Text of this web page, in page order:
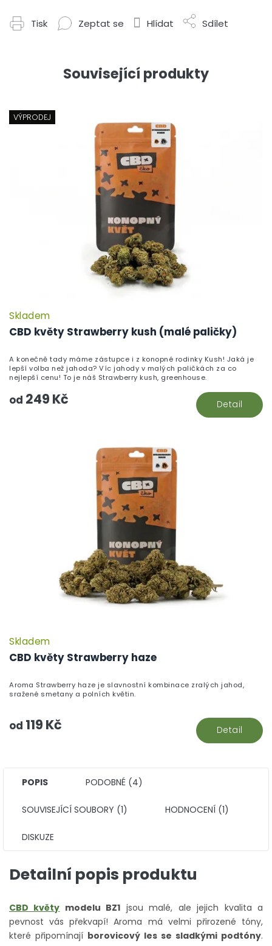
Tisk Zeptat se Hlídat Sdílet
Související produkty
VÝPRODEJ
CBD květy Strawberry kush (malé paličky)
Skladem
od 249 Kč Detail
A konečně tady máme zástupce i z konopné rodinky Kush! Jaká je
lepší volba než jahoda? Víc jahody v malých paličkách za co
nejlepší cenu! To je náš Strawberry kush, greenhouse.
CBD květy Strawberry haze
Skladem
od 119 Kč Detail
Aroma Strawberry haze je slavnostní kombinace zralých jahod,
sražené smetany a polních květin.
POPIS PODOBNÉ (4)
SOUVISEJÍCÍ SOUBORY (1) HODNOCENÍ (1)
DISKUZE
Detailní popis produktu
CBD květy modelu BZ1 jsou malé, ale jejich kvalita a
pevnost vás překvapí! Aroma má velmi přirozené tóny,
které připomínají borovicový les se sladkými podtóny.